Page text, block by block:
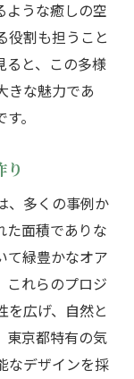
イフスタイ
提案
り組み
の景観
イン
割
能性
ような癒しの空
役割も担うこと
ると、この多様
きな魅力であ
。
り
、多くの事例か
た面積でありな
て緑豊かなオア
これらのプロジ
を広げ、自然と
東京都特有の気
なデザインを採